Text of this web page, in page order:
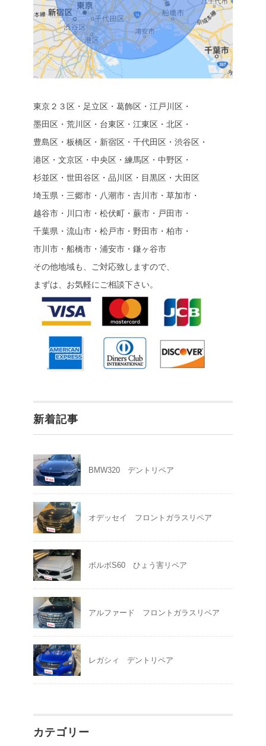
東京２３区・足立区・葛飾区・江戸川区・
墨田区・荒川区・台東区・江東区・北区・
豊島区・板橋区・新宿区・千代田区・渋谷区・
港区・文京区・中央区・練馬区・中野区・
杉並区・世田谷区・品川区・目黒区・大田区
埼玉県・三郷市・八潮市・吉川市・草加市・
越谷市・川口市・松伏町・蕨市・戸田市・
千葉県・流山市・松戸市・野田市・柏市・
市川市・船橋市・浦安市・鎌ヶ谷市
その他地域も、ご対応致しますので、
まずは、お気軽にご相談下さい。
新着記事
BMW320 デントリペア
オデッセイ フロントガラスリペア
ボルボS60 ひょう害リペア
アルファード フロントガラスリペア
レガシィ デントリペア
カテゴリー